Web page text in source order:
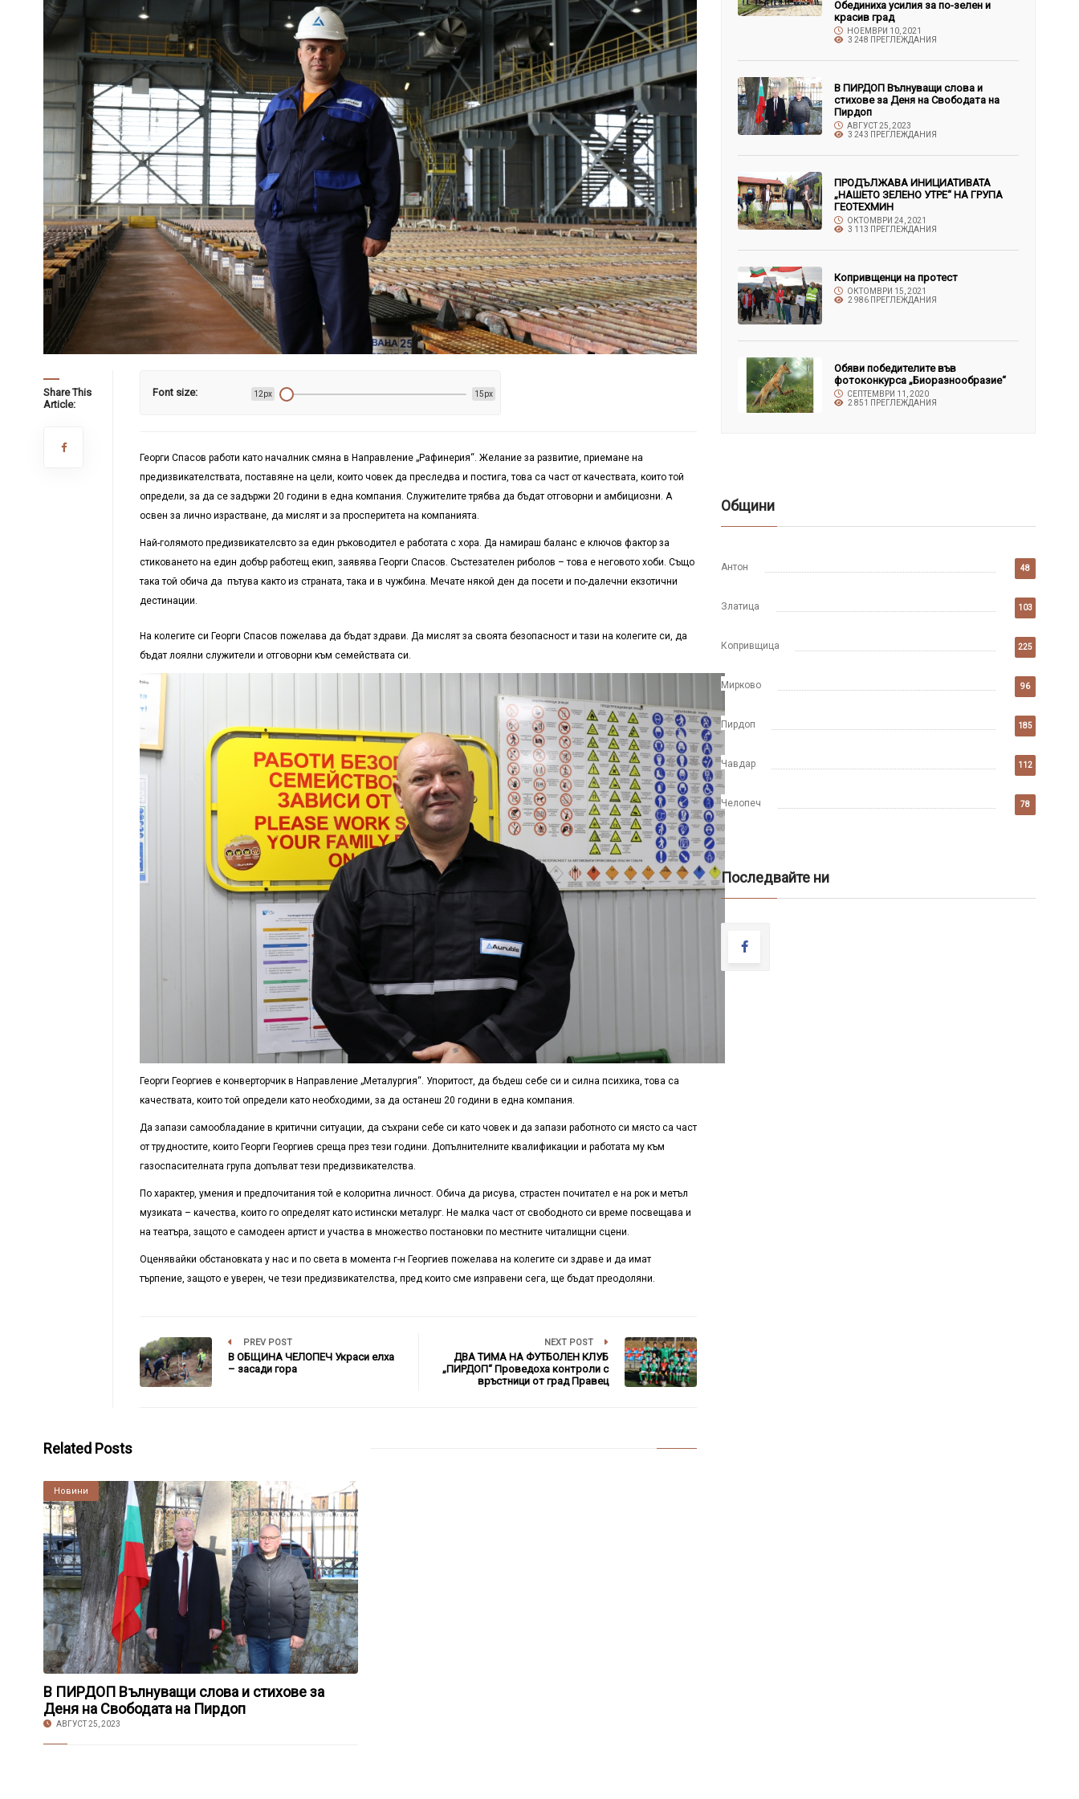
Share This
Article:
Font size: 12px 15px
Георги Спасов работи като началник смяна в Направление „Рафинерия“. Желание за развитие, приемане на
предизвикателствата, поставяне на цели, които човек да преследва и постига, това са част от качествата, които той
определи, за да се задържи 20 години в една компания. Служителите трябва да бъдат отговорни и амбициозни. А
освен за лично израстване, да мислят и за просперитета на компанията.
Най-голямото предизвикателсвто за един ръководител е работата с хора. Да намираш баланс е ключов фактор за
стиковането на един добър работещ екип, заявява Георги Спасов. Състезателен риболов – това е неговото хоби. Също
така той обича да пътува както из страната, така и в чужбина. Мечате някой ден да посети и по-далечни екзотични
дестинации.
На колегите си Георги Спасов пожелава да бъдат здрави. Да мислят за своята безопасност и тази на колегите си, да
бъдат лоялни служители и отговорни към семействата си.
Георги Георгиев е конверторчик в Направление „Металургия“. Упоритост, да бъдеш себе си и силна психика, това са
качествата, които той определи като необходими, за да останеш 20 години в една компания.
Да запази самообладание в критични ситуации, да съхрани себе си като човек и да запази работното си място са част
от трудностите, които Георги Георгиев среща през тези години. Допълнителните квалификации и работата му към
газоспасителната група допълват тези предизвикателства.
По характер, умения и предпочитания той е колоритна личност. Обича да рисува, страстен почитател е на рок и метъл
музиката – качества, които го определят като истински металург. Не малка част от свободното си време посвещава и
на театъра, защото е самодеен артист и участва в множество постановки по местните читалищни сцени.
Оценявайки обстановката у нас и по света в момента г-н Георгиев пожелава на колегите си здраве и да имат
търпение, защото е уверен, че тези предизвикателства, пред които сме изправени сега, ще бъдат преодоляни.
PREV POST
В ОБЩИНА ЧЕЛОПЕЧ Украси елха
– засади гора
NEXT POST
ДВА ТИМА НА ФУТБОЛЕН КЛУБ
„ПИРДОП“ Проведоха контроли с
връстници от град Правец
Related Posts
Култура
Новини
В ПИРДОП Вълнуващи слова и стихове за
Деня на Свободата на Пирдоп
АВГУСТ 25, 2023
Обединиха усилия за по-зелен и
красив град
НОЕМВРИ 10, 2021
3 248 ПРЕГЛЕЖДАНИЯ
В ПИРДОП Вълнуващи слова и
стихове за Деня на Свободата на
Пирдоп
АВГУСТ 25, 2023
3 243 ПРЕГЛЕЖДАНИЯ
ПРОДЪЛЖАВА ИНИЦИАТИВАТА
„НАШЕТО ЗЕЛЕНО УТРЕ“ НА ГРУПА
ГЕОТЕХМИН
ОКТОМВРИ 24, 2021
3 113 ПРЕГЛЕЖДАНИЯ
Копривщенци на протест
ОКТОМВРИ 15, 2021
2 986 ПРЕГЛЕЖДАНИЯ
Обяви победителите във
фотоконкурса „Биоразнообразие“
СЕПТЕМВРИ 11, 2020
2 851 ПРЕГЛЕЖДАНИЯ
Общини
Антон 48
Златица 103
Копривщица 225
Мирково 96
Пирдоп 185
Чавдар 112
Челопеч 78
Последвайте ни